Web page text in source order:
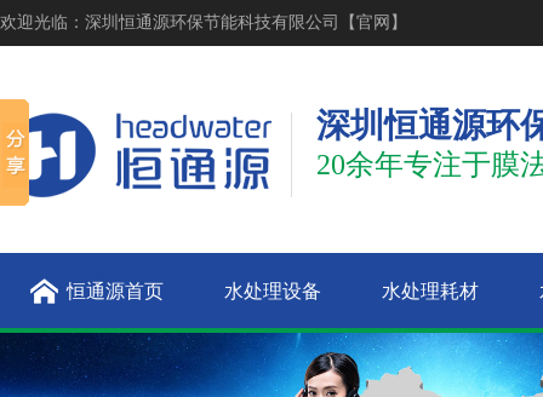
欢迎光临：深圳恒通源环保节能科技有限公司【官网】
深圳恒通源环
20余年专注于膜
恒通源首页 水处理设备 水处理耗材